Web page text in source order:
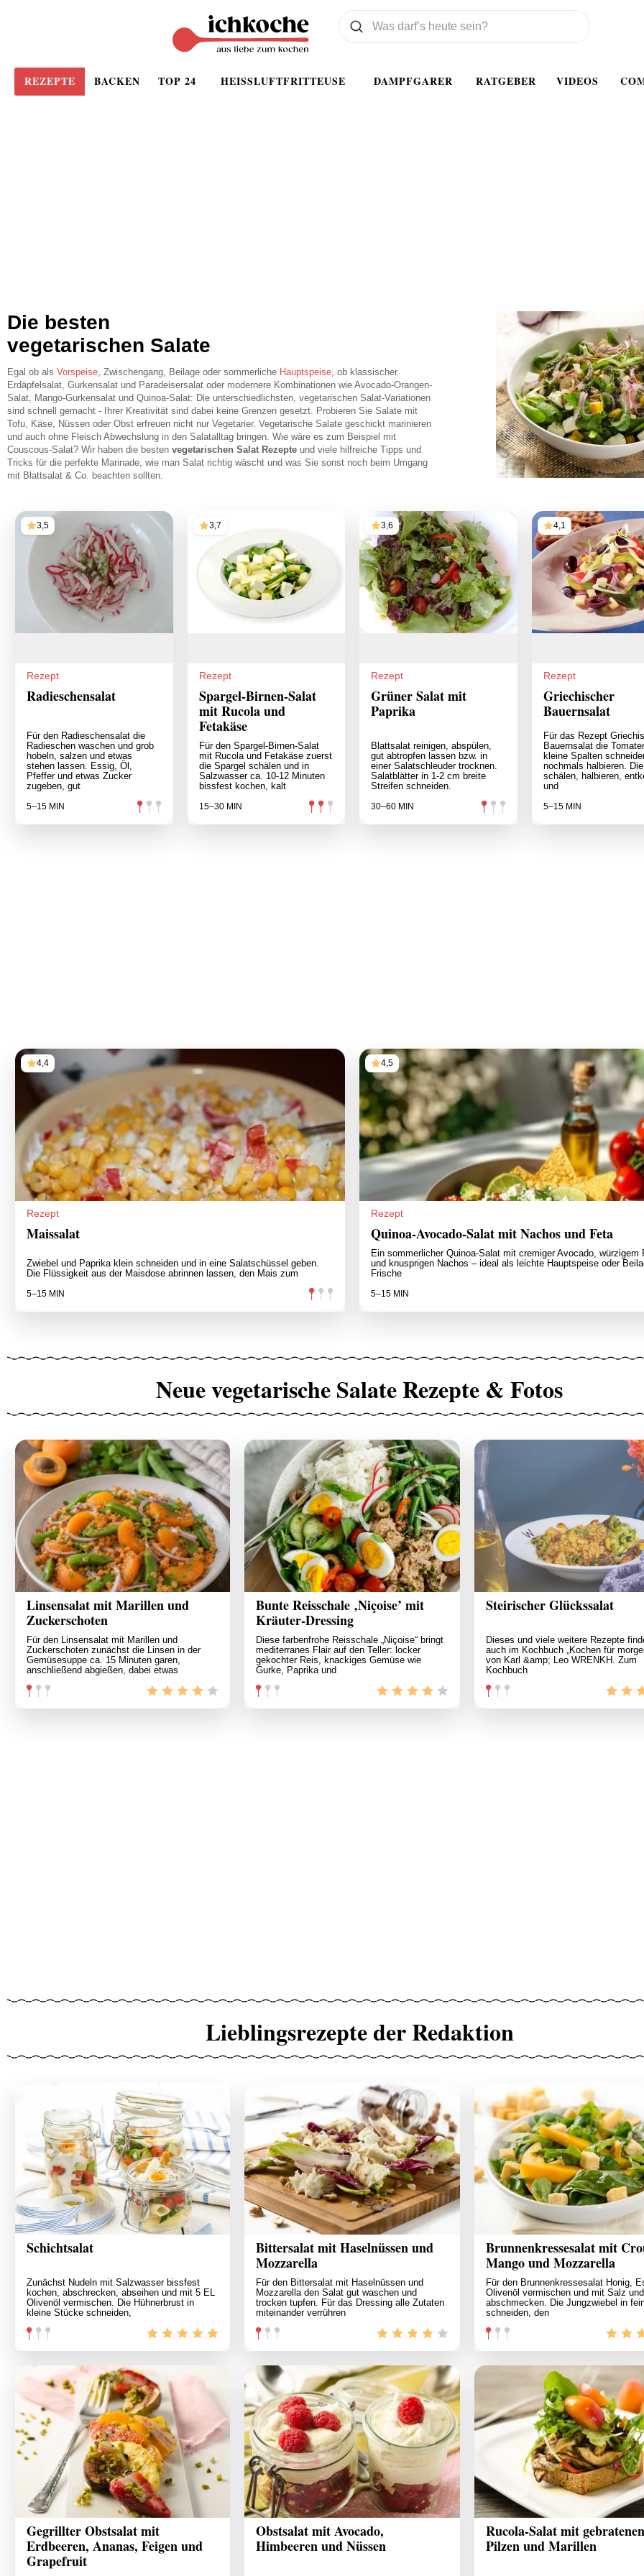
REZEPTE BACKEN TOP 24 HEISSLUFTFRITTEUSE DAMPFGARER RATGEBER VIDEOS
Was wollen Sie suchen
Suchen
Die besten
vegetarischen Salate
Egal ob als Vorspeise , Zwischengang, Beilage oder sommerliche Hauptspeise , ob klassischer
Erdäpfelsalat, Gurkensalat und Paradeisersalat oder modernere Kombinationen wie Avocado-Orangen-
Salat, Mango-Gurkensalat und Quinoa-Salat: Die unterschiedlichsten, vegetarischen Salat-Variationen
sind schnell gemacht - Ihrer Kreativität sind dabei keine Grenzen gesetzt. Probieren Sie Salate mit
Tofu, Käse, Nüssen oder Obst erfreuen nicht nur Vegetarier. Vegetarische Salate geschickt marinieren
und auch ohne Fleisch Abwechslung in den Salatalltag bringen. Wie wäre es zum Beispiel mit
Couscous-Salat? Wir haben die besten vegetarischen Salat Rezepte und viele hilfreiche Tipps und
Tricks für die perfekte Marinade, wie man Salat richtig wäscht und was Sie sonst noch beim Umgang
mit Blattsalat & Co. beachten sollten.
3,5
Rezept
Radieschensalat
Für den Radieschensalat die
Radieschen waschen und grob
hobeln, salzen und etwas
stehen lassen. Essig, Öl,
Pfeffer und etwas Zucker
zugeben, gut
5–15 MIN
3,7
Rezept
Spargel-Birnen-Salat
mit Rucola und
Fetakäse
Für den Spargel-Birnen-Salat
mit Rucola und Fetakäse zuerst
die Spargel schälen und in
Salzwasser ca. 10-12 Minuten
bissfest kochen, kalt
15–30 MIN
3,6
Rezept
Grüner Salat mit
Paprika
Blattsalat reinigen, abspülen,
gut abtropfen lassen bzw. in
einer Salatschleuder trocknen.
Salatblätter in 1-2 cm breite
Streifen schneiden.
30–60 MIN
4,1
Rezept
Griechischer
Bauernsalat
Für das Rezept
Bauernsalat die
kleine Spalten
nochmals halbieren.
schälen, halbieren,
und
5–15 MIN
4,4
Rezept
Maissalat
Zwiebel und Paprika klein schneiden und in eine Salatschüssel geben.
Die Flüssigkeit aus der Maisdose abrinnen lassen, den Mais zum
5–15 MIN
4,5
Rezept
Quinoa-Avocado-Salat mit Nachos und Feta
Ein sommerlicher Quinoa-Salat mit cremiger Avocado, würzigem
und knusprigen Nachos – ideal als leichte Hauptspeise oder
Frische
5–15 MIN
Neue vegetarische Salate Rezepte & Fotos
Linsensalat mit Marillen und
Zuckerschoten
Für den Linsensalat mit Marillen und
Zuckerschoten zunächst die Linsen in der
Gemüsesuppe ca. 15 Minuten garen,
anschließend abgießen, dabei etwas
Bunte Reisschale ‚Niçoise’ mit
Kräuter-Dressing
Diese farbenfrohe Reisschale „Niçoise“ bringt
mediterranes Flair auf den Teller: locker
gekochter Reis, knackiges Gemüse wie
Gurke, Paprika und
Steirischer Glückssalat
Dieses und viele weitere Rezepte
auch im Kochbuch „Kochen für
von Karl &amp; Leo WRENKH. Zum
Kochbuch
Lieblingsrezepte der Redaktion
Schichtsalat
Zunächst Nudeln mit Salzwasser bissfest
kochen, abschrecken, abseihen und mit 5 EL
Olivenöl vermischen. Die Hühnerbrust in
kleine Stücke schneiden,
Bittersalat mit Haselnüssen und
Mozzarella
Für den Bittersalat mit Haselnüssen und
Mozzarella den Salat gut waschen und
trocken tupfen. Für das Dressing alle Zutaten
miteinander verrühren
Brunnenkressesalat mit
Mango und Mozzarella
Für den Brunnenkressesalat Honig,
Olivenöl vermischen und mit Salz
abschmecken. Die Jungzwiebel in
schneiden, den
Gegrillter Obstsalat mit
Erdbeeren, Ananas, Feigen und
Grapefruit
Obstsalat mit Avocado,
Himbeeren und Nüssen
Rucola-Salat mit gebratenen
Pilzen und Marillen